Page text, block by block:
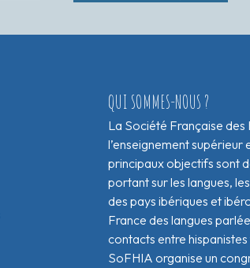
QUI SOMMES-NOUS ?
La Société Française
l’enseignement supérieur
principaux objectifs sont
portant sur les langues,
des pays ibériques et
France des langues
contacts entre hispanistes
SoFHIA organise un